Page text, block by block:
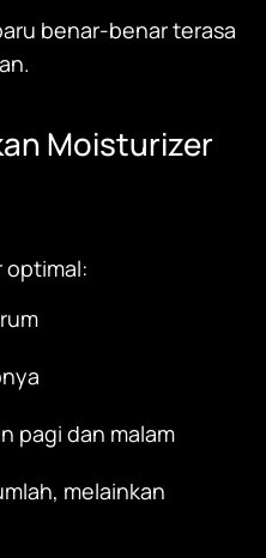
benar-benar terasa
Moisturizer
optimal:
pagi dan malam
melainkan